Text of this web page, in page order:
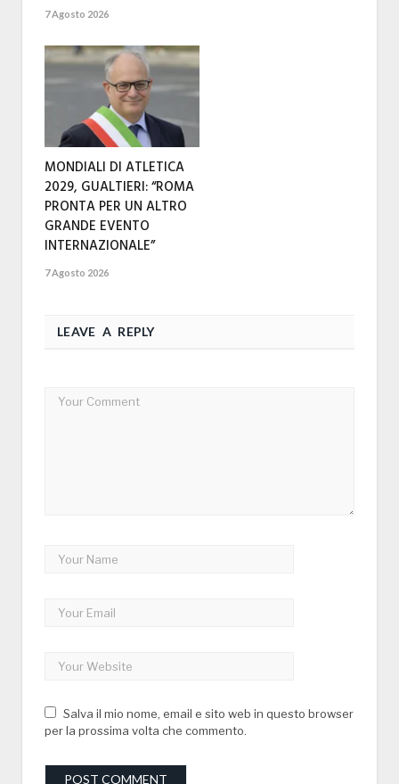
7 Agosto 2026
MONDIALI DI ATLETICA
2029, GUALTIERI: “ROMA
PRONTA PER UN ALTRO
GRANDE EVENTO
INTERNAZIONALE”
7 Agosto 2026
LEAVE A REPLY
Salva il mio nome, email e sito web in questo browser
per la prossima volta che commento.